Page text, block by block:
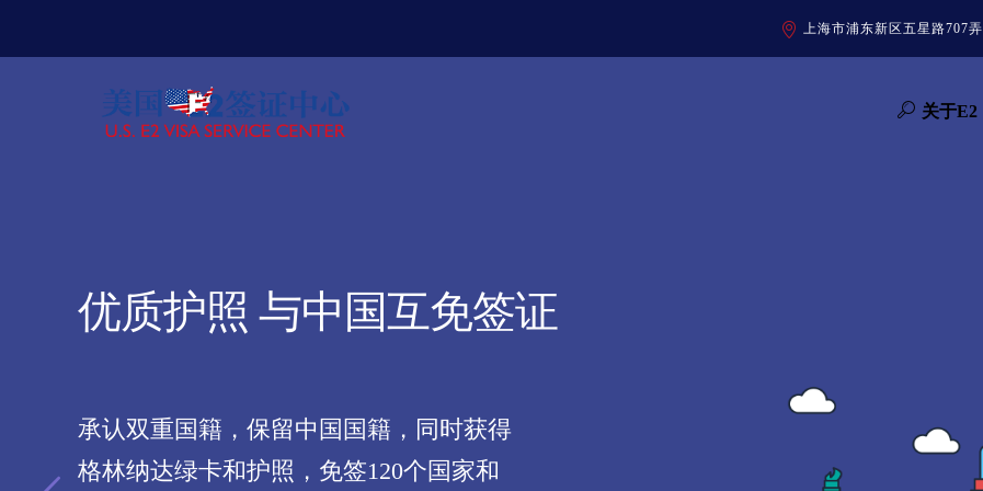
上海市浦东新区五星路707弄
关于E2
优质护照 与中国互免签证
承认双重国籍，保留中国国籍，同时获得
格林纳达绿卡和护照，免签120个国家和